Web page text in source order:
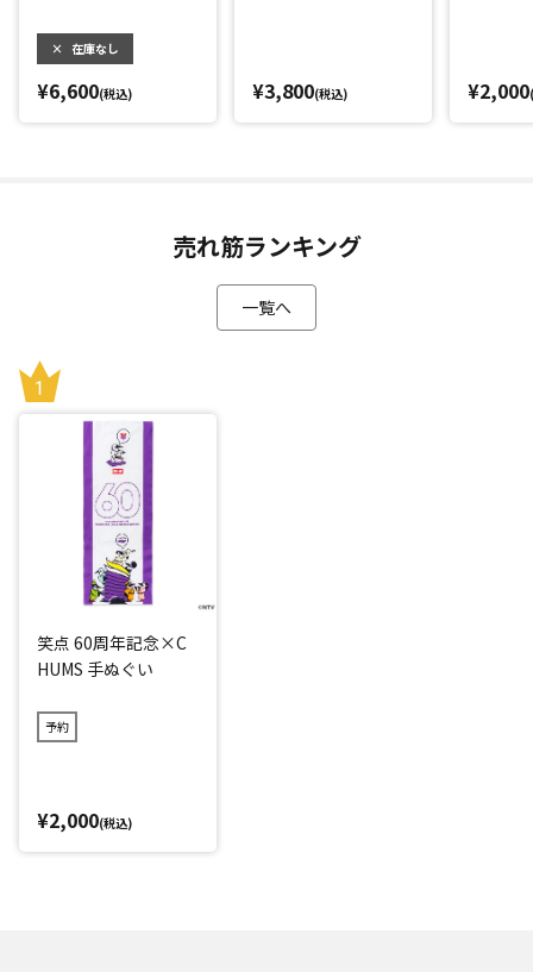
× 在庫なし
¥6,600(税込) ¥3,800(税込) ¥2,000
売れ筋ランキング
一覧へ
笑点 60周年記念×C
HUMS 手ぬぐい
予約
¥2,000(税込)